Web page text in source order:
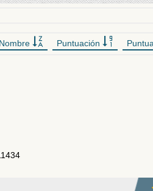
Nombre Puntuación